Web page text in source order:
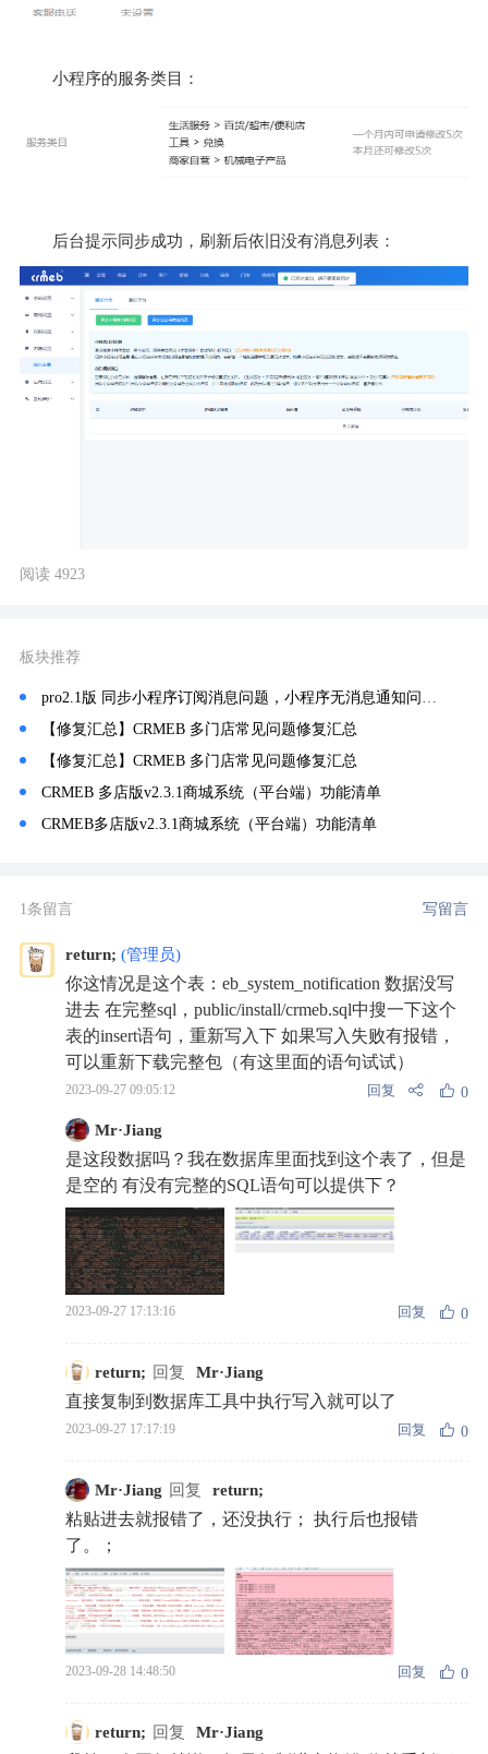
小程序的服务类目：
后台提示同步成功，刷新后依旧没有消息列表：
阅读 4923
板块推荐
pro2.1版 同步小程序订阅消息问题，小程序无消息通知问题。
【修复汇总】CRMEB 多门店常见问题修复汇总
【修复汇总】CRMEB 多门店常见问题修复汇总
CRMEB 多店版v2.3.1商城系统（平台端）功能清单
CRMEB多店版v2.3.1商城系统（平台端）功能清单
1条留言 写留言
return; (管理员)
你这情况是这个表：eb_system_notification 数据没写
进去 在完整sql，public/install/crmeb.sql中搜一下这个
表的insert语句，重新写入下 如果写入失败有报错，
可以重新下载完整包（有这里面的语句试试）
2023-09-27 09:05:12 回复 0
Mr·Jiang
是这段数据吗？我在数据库里面找到这个表了，但是
是空的 有没有完整的SQL语句可以提供下？
2023-09-27 17:13:16 回复 0
return; 回复 Mr·Jiang
直接复制到数据库工具中执行写入就可以了
2023-09-27 17:17:19 回复 0
Mr·Jiang 回复 return;
粘贴进去就报错了，还没执行； 执行后也报错
了。；
2023-09-28 14:48:50 回复 0
return; 回复 Mr·Jiang